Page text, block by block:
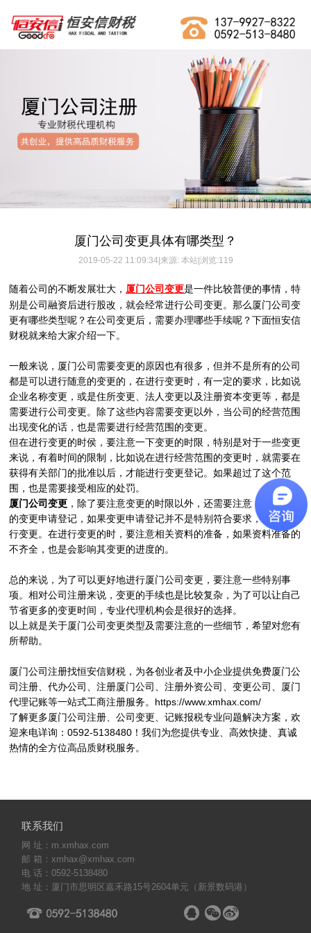
厦门公司变更具体有哪类型？
2019-05-22 11:09:34|来源: 本站|浏览:119
随着公司的不断发展壮大， 厦门公司变更是一件比较普便的事情，特
别是公司融资后进行股改，就会经常进行公司变更。那么厦门公司变
更有哪些类型呢？在公司变更后，需要办理哪些手续呢？下面恒安信
财税就来给大家介绍一下。
一般来说，厦门公司需要变更的原因也有很多，但并不是所有的公司
都是可以进行随意的变更的，在进行变更时，有一定的要求，比如说
企业名称变更，或是住所变更、法人变更以及注册资本变更等，都是
需要进行公司变更。除了这些内容需要变更以外，当公司的经营范围
出现变化的话，也是需要进行经营范围的变更。
但在进行变更的时侯，要注意一下变更的时限，特别是对于一些变更
来说，有着时间的限制，比如说在进行经营范围的变更时，就需要在
获得有关部门的批准以后，才能进行变更登记。如果超过了这个范
围，也是需要接受相应的处罚。
厦门公司变更 ，除了要注意变更的时限以外，还需要注意，提交相关
的变更申请登记，如果变更申请登记并不是特别符合要求，就不能进
行变更。在进行变更的时，要注意相关资料的准备，如果资料准备的
不齐全，也是会影响其变更的进度的。
总的来说，为了可以更好地进行厦门公司变更，要注意一些特别事
项。相对公司注册来说，变更的手续也是比较复杂，为了可以让自己
节省更多的变更时间，专业代理机构会是很好的选择。
以上就是关于厦门公司变更类型及需要注意的一些细节，希望对您有
所帮助。
厦门公司注册找恒安信财税，为各创业者及中小企业提供免费厦门公
司注册、代办公司、注册厦门公司、注册外资公司、变更公司、厦门
代理记账等一站式工商注册服务。https://www.xmhax.com/
了解更多厦门公司注册、公司变更、记账报税专业问题解决方案，欢
迎来电详询：0592-5138480！我们为您提供专业、高效快捷、真诚
热情的全方位高品质财税服务。
联系我们
网 址：m.xmhax.com
邮 箱：xmhax@xmhax.com
电 话：0592-5138480
地 址：厦门市思明区嘉禾路15号2604单元（新景数码港）